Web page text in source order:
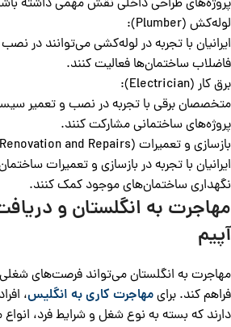
پروژه‌های طراحی داخلی نقش مهمی داشته
لوله‌کش (Plumber):
ایرانیان با تجربه در لوله‌کشی می‌توانند در
فاضلاب ساختمان‌ها فعالیت کنند.
برق ‌کار (Electrician):
متخصصان برقی با تجربه در نصب و تعمیر
پروژه‌های ساختمانی مشارکت کنند.
بازسازی و تعمیرات (Renovation and Repairs):
ایرانیان با تجربه در بازسازی و تعمیرات
نگهداری ساختمان‌های موجود کمک کنند.
مهاجرت به انگلستان و
آپیم
مهاجرت به انگلستان می‌تواند فرصت‌های شغلی
فراهم کند. برایمهاجرت کاری به انگلیس،
دارند که بسته به نوع شغل و شرایط فرد،